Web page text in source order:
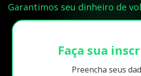
Garantimos seu dinheiro de
Faça sua
Preencha seus